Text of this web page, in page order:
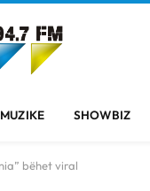
MUZIKE SHOWBIZ
bëhet viral